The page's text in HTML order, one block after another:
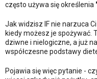
często używa się określenia
Jak widzisz IF nie narzuca
kiedy możesz je spożywać.
dziwne i nielogiczne, a już
współczesne podstawy
Pojawia się więc pytanie -